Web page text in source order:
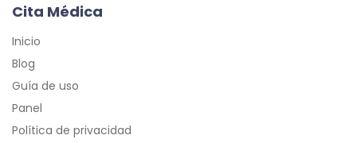
Cita Médica
Inicio
Blog
Guía de uso
Panel
Política de privacidad